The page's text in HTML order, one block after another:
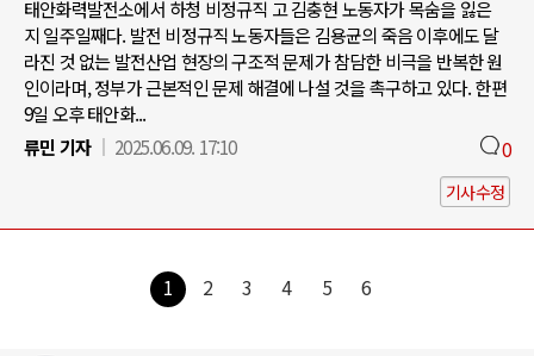
태안화력발전소에서 하청 비정규직 고 김충현 노동자가 목숨을 잃은
지 일주일째다. 발전 비정규직 노동자들은 김용균의 죽음 이후에도 달
라진 것 없는 발전산업 현장의 구조적 문제가 참담한 비극을 반복한 원
인이라며, 정부가 근본적인 문제 해결에 나설 것을 촉구하고 있다. 한편
9일 오후 태안화...
류민 기자
2025.06.09. 17:10 0
기사수정
1 2 3 4 5 6